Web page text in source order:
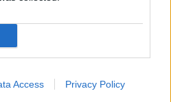
Access Privacy Policy